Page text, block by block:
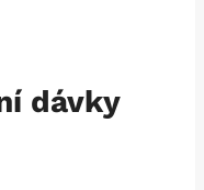
dávky